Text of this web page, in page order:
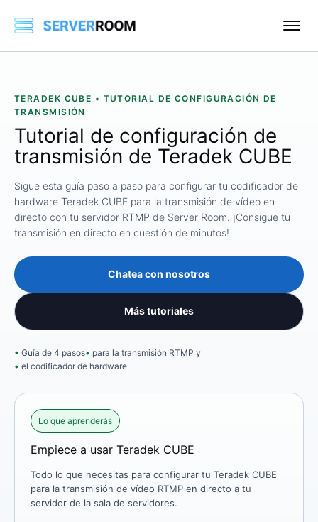
TERADEK CUBE • TUTORIAL DE CONFIGURACIÓN DE
TRANSMISIÓN
Tutorial de configuración de
transmisión de Teradek CUBE
Sigue esta guía paso a paso para configurar tu codificador de
hardware Teradek CUBE para la transmisión de vídeo en
directo con tu servidor RTMP de Server Room. ¡Consigue tu
transmisión en directo en cuestión de minutos!
Chatea con nosotros
Más tutoriales
Guía de 4 pasos
para la transmisión RTMP y
el codificador de hardware
Lo que aprenderás
Empiece a usar Teradek CUBE
Todo lo que necesitas para configurar tu Teradek CUBE
para la transmisión de vídeo RTMP en directo a tu
servidor de la sala de servidores.